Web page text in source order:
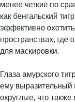
менее четкие по
как бенгальский
эффективно
пространствах, где
для маскировки.
Глаза амурского
ему выразительный
округлые, что